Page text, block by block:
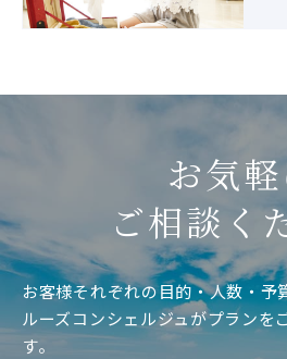
お気
ご相談く
お客様それぞれの目的・人数・予
ルーズコンシェルジュがプランを
す。